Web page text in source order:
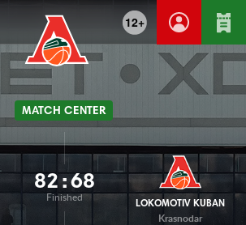
12+
MATCH CENTER
82 :68
Finished
LOKOMOTIV KUBAN
Krasnodar